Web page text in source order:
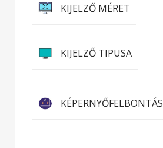
KIJELZŐ MÉRET
KIJELZŐ TIPUSA
KÉPERNYŐFELBONTÁS